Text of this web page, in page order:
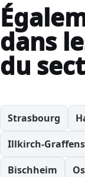
dans
du
Strasbourg
Illkirch-
Bischheim